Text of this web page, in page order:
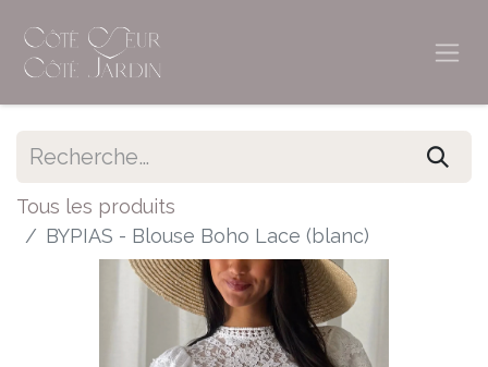
Tous les produits
BYPIAS - Blouse Boho Lace (blanc)